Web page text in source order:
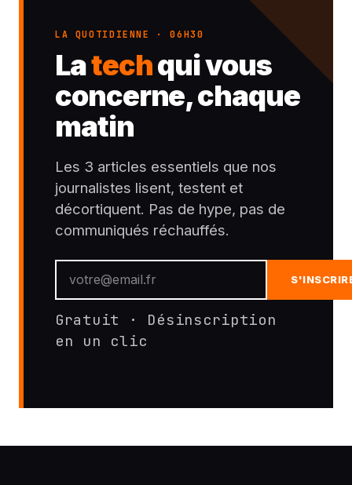
LA QUOTIDIENNE · 06H30
Latechqui vous
concerne, chaque
matin
Les 3 articles essentiels que nos
journalistes lisent, testent et
décortiquent. Pas de hype, pas de
communiqués réchauffés.
Gratuit · Désinscription
en un clic